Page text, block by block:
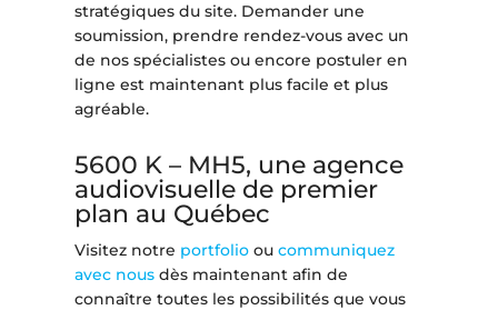
stratégiques du site. Demander une
soumission, prendre rendez-vous avec un
de nos spécialistes ou encore postuler en
ligne est maintenant plus facile et plus
agréable.
5600 K – MH5, une agence
audiovisuelle de premier
plan au Québec
Visitez notre portfolio oucommuniquez
avec nous dès maintenant afin de
connaître toutes les possibilités que vous